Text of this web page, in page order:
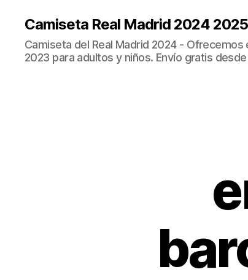
Camiseta Real Madrid 2024 2025
Camiseta del Real Madrid 2024 - Ofrecemos
2023 para adultos y niños. Envío gratis